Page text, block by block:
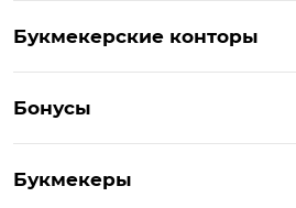
Букмекерские конторы
Букмекеры на Андроид
Бонусы
Бонус на депозит
Букмекеры